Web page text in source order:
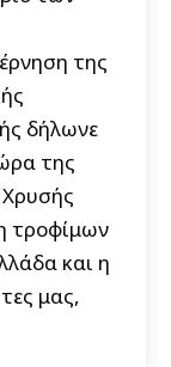
της
δήλωνε
της
τροφίμων
και η
μας,